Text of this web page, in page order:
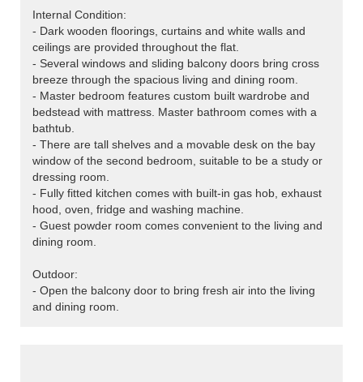
Internal Condition:
- Dark wooden floorings, curtains and white walls and
ceilings are provided throughout the flat.
- Several windows and sliding balcony doors bring cross
breeze through the spacious living and dining room.
- Master bedroom features custom built wardrobe and
bedstead with mattress. Master bathroom comes with a
bathtub.
- There are tall shelves and a movable desk on the bay
window of the second bedroom, suitable to be a study or
dressing room.
- Fully fitted kitchen comes with built-in gas hob, exhaust
hood, oven, fridge and washing machine.
- Guest powder room comes convenient to the living and
dining room.
Outdoor:
- Open the balcony door to bring fresh air into the living
and dining room.